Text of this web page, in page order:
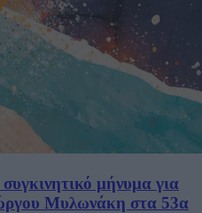
μήνυμα για
Μυλωνάκη στα 53α